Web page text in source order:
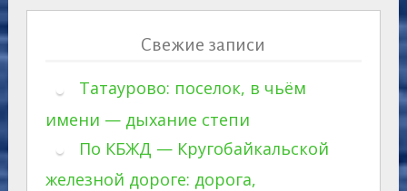
Свежие записи
Татаурово: поселок, в чьём
имени — дыхание степи
По КБЖД — Кругобайкальской
железной дороге: дорога,